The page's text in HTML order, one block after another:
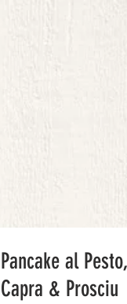
Pancake al
Capra & Prosciu